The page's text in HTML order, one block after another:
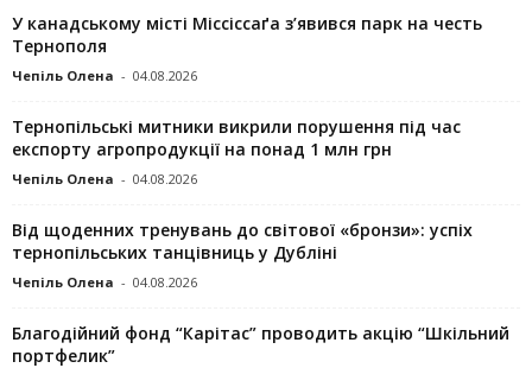
У канадському місті Міссіссаґа з’явився парк на честь
Тернополя
Чепіль Олена - 04.08.2026
Тернопільські митники викрили порушення під час
експорту агропродукції на понад 1 млн грн
Чепіль Олена - 04.08.2026
Від щоденних тренувань до світової «бронзи»: успіх
тернопільських танцівниць у Дубліні
Чепіль Олена - 04.08.2026
Благодійний фонд “Карітас” проводить акцію “Шкільний
портфелик”